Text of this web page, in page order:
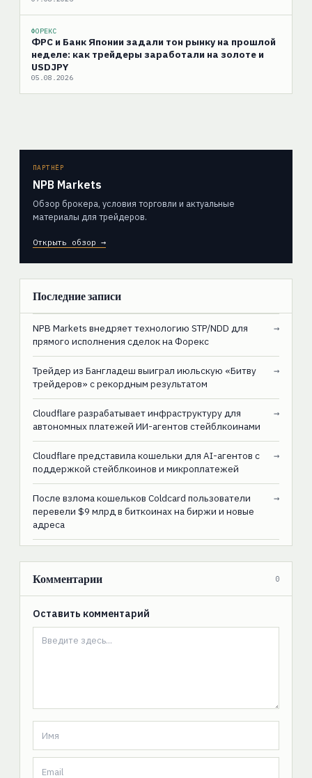
ФОРЕКС
ФРС и Банк Японии задали тон рынку на прошлой
неделе: как трейдеры заработали на золоте и
USDJPY
05.08.2026
ПАРТНЁР
NPB Markets
Обзор брокера, условия торговли и актуальные
материалы для трейдеров.
Открыть обзор →
Последние записи
NPB Markets внедряет технологию STP/NDD для
прямого исполнения сделок на Форекс
→
Трейдер из Бангладеш выиграл июльскую «Битву
трейдеров» с рекордным результатом
→
Cloudflare разрабатывает инфраструктуру для
автономных платежей ИИ-агентов стейблкоинами
→
Cloudflare представила кошельки для AI-агентов с
поддержкой стейблкоинов и микроплатежей
→
После взлома кошельков Coldcard пользователи
перевели $9 млрд в биткоинах на биржи и новые
адреса
→
Комментарии 0
Оставить комментарий